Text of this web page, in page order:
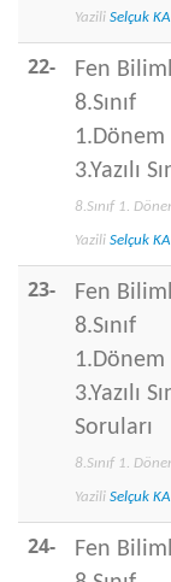
Yazili Selçuk
22-
Fen
8.Sınıf
1.Dönem
3.Yazılı
8.Sınıf 1.
Yazili Selçuk
23-
Fen
8.Sınıf
1.Dönem
3.Yazılı
Soruları
8.Sınıf 1.
Yazili Selçuk
24-
Fen